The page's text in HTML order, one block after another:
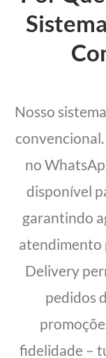
Nosso
no
disponível
garantindo
atendimento
Delivery
pedidos
fidelidade –